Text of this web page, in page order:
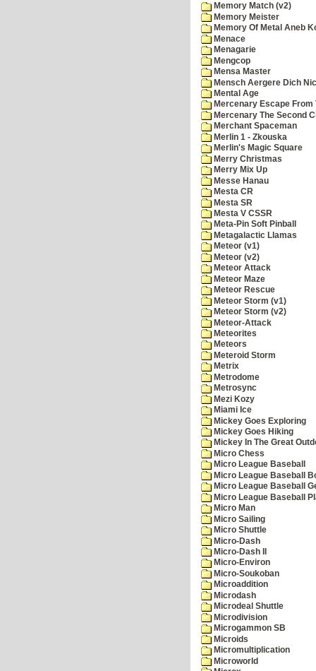
Memory Match (v2)
Memory Meister
Memory Of Metal Aneb
Menace
Menagarie
Mengcop
Mensa Master
Mensch Aergere Dich
Mental Age
Mercenary Escape From
Mercenary The Second
Merchant Spaceman
Merlin 1 - Zkouska
Merlin's Magic Square
Merry Christmas
Merry Mix Up
Messe Hanau
Mesta CR
Mesta SR
Mesta V CSSR
Meta-Pin Soft Pinball
Metagalactic Llamas
Meteor (v1)
Meteor (v2)
Meteor Attack
Meteor Maze
Meteor Rescue
Meteor Storm (v1)
Meteor Storm (v2)
Meteor-Attack
Meteorites
Meteors
Meteroid Storm
Metrix
Metrodome
Metrosync
Mezi Kozy
Miami Ice
Mickey Goes Exploring
Mickey Goes Hiking
Mickey In The Great
Micro Chess
Micro League Baseball
Micro League Baseball
Micro League Baseball
Micro League Baseball
Micro Man
Micro Sailing
Micro Shuttle
Micro-Dash
Micro-Dash II
Micro-Environ
Micro-Soukoban
Microaddition
Microdash
Microdeal Shuttle
Microdivision
Microgammon SB
Microids
Micromultiplication
Microworld